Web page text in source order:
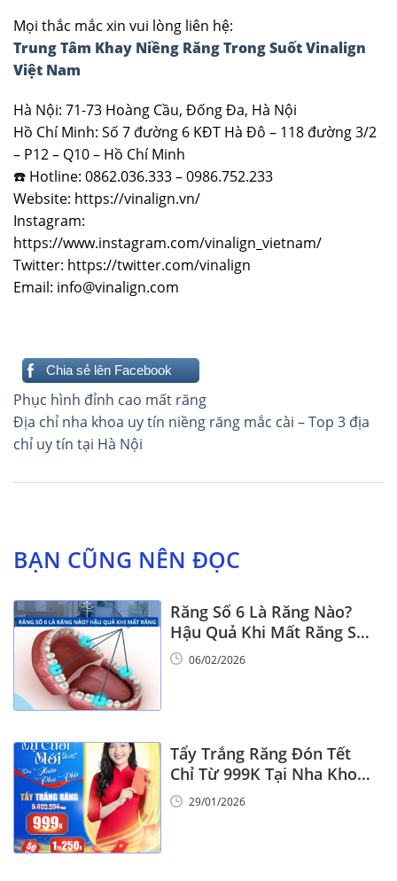
Mọi thắc mắc xin vui lòng liên hệ:
Trung Tâm Khay Niềng Răng Trong Suốt Vinalign
Việt Nam
Hà Nội: 71-73 Hoàng Cầu, Đống Đa, Hà Nội
Hồ Chí Minh: Số 7 đường 6 KĐT Hà Đô – 118 đường 3/2
– P12 – Q10 – Hồ Chí Minh
☎️ Hotline: 0862.036.333 – 0986.752.233
Website: https://vinalign.vn/
Instagram:
https://www.instagram.com/vinalign_vietnam/
Twitter: https://twitter.com/vinalign
Email: info@vinalign.com
Chia sẻ lên Facebook
Điều
hướng
bài
Phục hình đỉnh cao mất răng
Địa chỉ nha khoa uy tín niềng răng mắc cài – Top 3 địa
chỉ uy tín tại Hà Nội
BẠN CŨNG NÊN ĐỌC
Răng Số 6 Là Răng Nào?
Hậu Quả Khi Mất Răng Số
6
06/02/2026
Tẩy Trắng Răng Đón Tết
Chỉ Từ 999K Tại Nha Khoa
Vinalign
29/01/2026